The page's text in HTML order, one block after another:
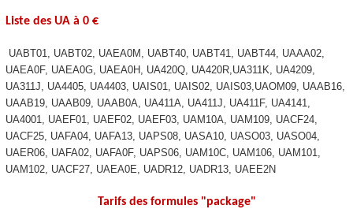
Liste des UAà 0 €
UABT01, UABT02, UAEA0M, UABT40, UABT41, UABT44, UAAA02,
UAEA0F, UAEA0G, UAEA0H, UA420Q, UA420R,UA311K, UA4209,
UA311J, UA4405, UA4403, UAIS01, UAIS02, UAIS03,UAOM09, UAAB16,
UAAB19, UAAB09, UAAB0A, UA411A, UA411J, UA411F, UA4141,
UA4001, UAEF01, UAEF02, UAEF03, UAM10A, UAM109, UACF24,
UACF25, UAFA04, UAFA13, UAPS08, UASA10, UASO03, UASO04,
UAER06, UAFA02, UAFA0F, UAPS06, UAM10C, UAM106, UAM101,
UAM102, UACF27, UAEA0E, UADR12, UADR13, UAEE2N
Tarifs des formules "package"